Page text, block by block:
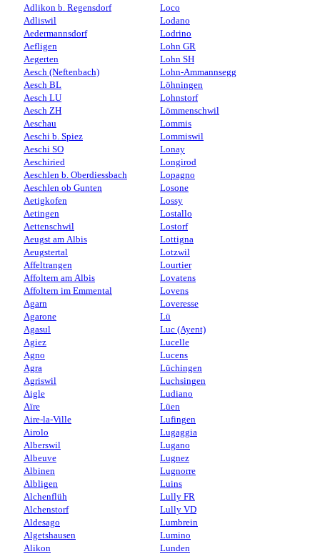
Adlikon b. Regensdorf
Adliswil
Aedermannsdorf
Aefligen
Aegerten
Aesch (Neftenbach)
Aesch BL
Aesch LU
Aesch ZH
Aeschau
Aeschi b. Spiez
Aeschi SO
Aeschiried
Aeschlen b. Oberdiessbach
Aeschlen ob Gunten
Aetigkofen
Aetingen
Aettenschwil
Aeugst am Albis
Aeugstertal
Affeltrangen
Affoltern am Albis
Affoltern im Emmental
Agarn
Agarone
Agasul
Agiez
Agno
Agra
Agriswil
Aigle
Aïre
Aire-la-Ville
Airolo
Alberswil
Albeuve
Albinen
Albligen
Alchenflüh
Alchenstorf
Aldesago
Algetshausen
Alikon
Loco
Lodano
Lodrino
Lohn GR
Lohn SH
Lohn-Ammannsegg
Löhningen
Lohnstorf
Lömmenschwil
Lommis
Lommiswil
Lonay
Longirod
Lopagno
Losone
Lossy
Lostallo
Lostorf
Lottigna
Lotzwil
Lourtier
Lovatens
Lovens
Loveresse
Lü
Luc (Ayent)
Lucelle
Lucens
Lüchingen
Luchsingen
Ludiano
Lüen
Lufingen
Lugaggia
Lugano
Lugnez
Lugnorre
Luins
Lully FR
Lully VD
Lumbrein
Lumino
Lunden